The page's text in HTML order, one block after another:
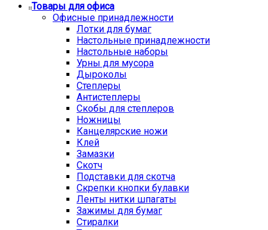
Товары для офиса
Офисные принадлежности
Лотки для бумаг
Настольные принадлежности
Настольные наборы
Урны для мусора
Дыроколы
Степлеры
Антистеплеры
Скобы для степлеров
Ножницы
Канцелярские ножи
Клей
Замазки
Скотч
Подставки для скотча
Скрепки кнопки булавки
Ленты нитки шпагаты
Зажимы для бумаг
Стиралки